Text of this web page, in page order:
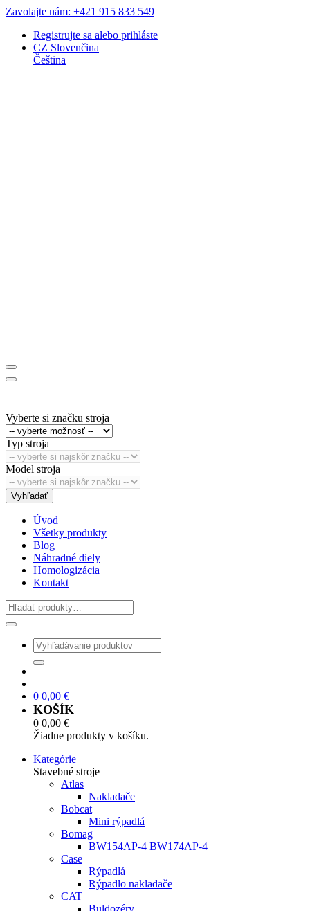
Zavolajte nám: +421 915 833 549
Registrujte sa alebo prihláste
CZ Slovenčina
Čeština
Vyberte si značku stroja
Typ stroja
Model stroja
Vyhľadať
Úvod
Všetky produkty
Blog
Náhradné diely
Homologizácia
Kontakt
0 0,00 €
KOŠÍK
0 0,00 €
Žiadne produkty v košíku.
Kategórie
Stavebné stroje
Atlas
Nakladače
Bobcat
Mini rýpadlá
Bomag
BW154AP-4 BW174AP-4
Case
Rýpadlá
Rýpadlo nakladače
CAT
Buldozéry